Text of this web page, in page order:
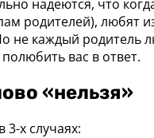
надеются, что
родителей), любят
не каждый родитель
вас в ответ.
«нельзя»
3-х случаях: